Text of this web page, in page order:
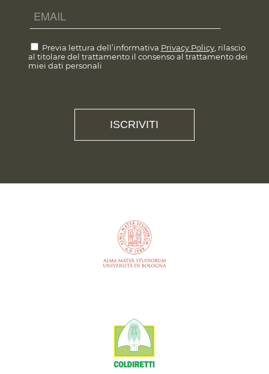
Previa lettura dell’informativa Privacy Policy, rilascio
al titolare del trattamento il consenso al trattamento dei
miei dati personali